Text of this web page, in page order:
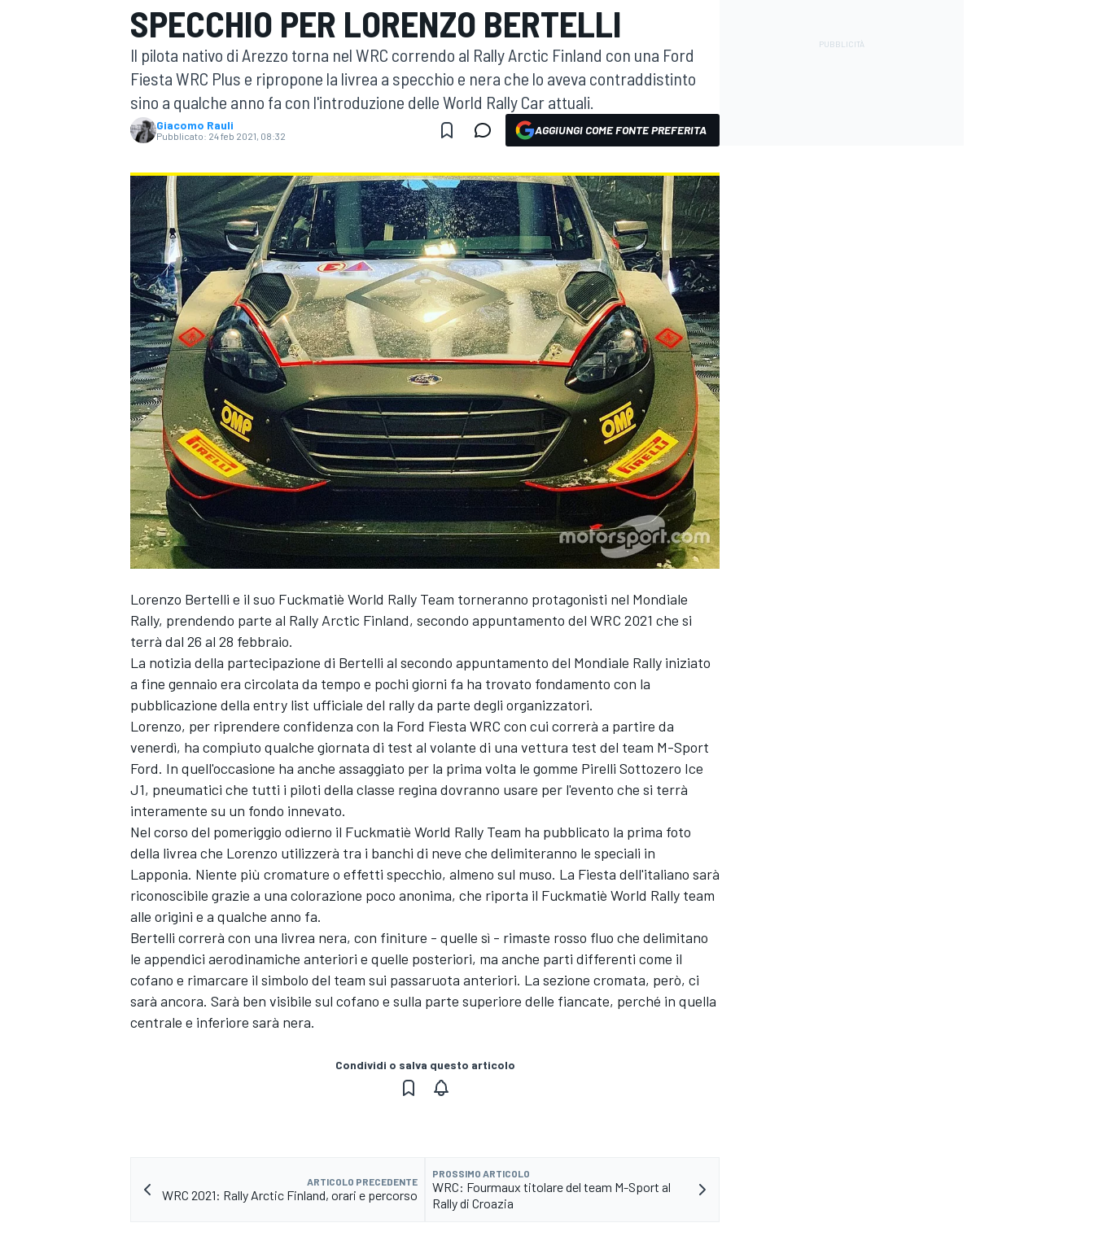
MOTOGP WEC
WRC
MONOPOSTO
SPECCHIO PER LORENZO BERTELLI
Il pilota nativo di Arezzo torna nel WRC correndo al Rally Arctic Finland con una Ford
Fiesta WRC Plus e ripropone la livrea a specchio e nera che lo aveva contraddistinto
sino a qualche anno fa con l'introduzione delle World Rally Car attuali.
Giacomo Rauli
Pubblicato: 24 feb 2021, 08:32 AGGIUNGI COME FONTE PREFERITA
Lorenzo Bertelli e il suo Fuckmatiè World Rally Team torneranno protagonisti nel Mondiale
Rally, prendendo parte al Rally Arctic Finland, secondo appuntamento del WRC 2021 che si
terrà dal 26 al 28 febbraio.
La notizia della partecipazione di Bertelli al secondo appuntamento del Mondiale Rally iniziato
a fine gennaio era circolata da tempo e pochi giorni fa ha trovato fondamento con la
pubblicazione della entry list ufficiale del rally da parte degli organizzatori.
Lorenzo, per riprendere confidenza con la Ford Fiesta WRC con cui correrà a partire da
venerdì, ha compiuto qualche giornata di test al volante di una vettura test del team M-Sport
Ford. In quell'occasione ha anche assaggiato per la prima volta le gomme Pirelli Sottozero Ice
J1, pneumatici che tutti i piloti della classe regina dovranno usare per l'evento che si terrà
interamente su un fondo innevato.
Nel corso del pomeriggio odierno il Fuckmatiè World Rally Team ha pubblicato la prima foto
della livrea che Lorenzo utilizzerà tra i banchi di neve che delimiteranno le speciali in
Lapponia. Niente più cromature o effetti specchio, almeno sul muso. La Fiesta dell'italiano sarà
riconoscibile grazie a una colorazione poco anonima, che riporta il Fuckmatiè World Rally team
alle origini e a qualche anno fa.
Bertelli correrà con una livrea nera, con finiture - quelle sì - rimaste rosso fluo che delimitano
le appendici aerodinamiche anteriori e quelle posteriori, ma anche parti differenti come il
cofano e rimarcare il simbolo del team sui passaruota anteriori. La sezione cromata, però, ci
sarà ancora. Sarà ben visibile sul cofano e sulla parte superiore delle fiancate, perché in quella
centrale e inferiore sarà nera.
Condividi o salva questo articolo
ARTICOLO PRECEDENTE
WRC 2021: Rally Arctic Finland, orari e percorso
PROSSIMO ARTICOLO
WRC: Fourmaux titolare del team M-Sport al
Rally di Croazia